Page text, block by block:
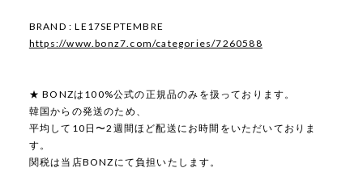
BRAND : LE17SEPTEMBRE
https://www.bonz7.com/categories/7260588
★ BONZは100%公式の正規品のみを扱っております。
韓国からの発送のため、
平均して10日〜2週間ほど配送にお時間をいただいておりま
す。
関税は当店BONZにて負担いたします。